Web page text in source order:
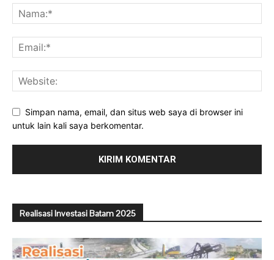
Simpan nama, email, dan situs web saya di browser ini
untuk lain kali saya berkomentar.
Realisasi Investasi Batam 2025